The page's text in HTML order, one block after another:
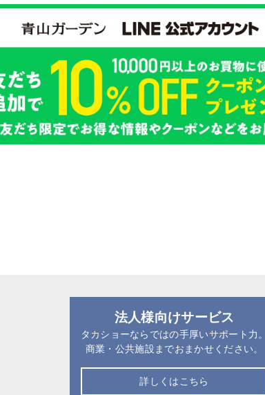
法人様向けサービス
タカショーならではの手厚いサポート力。
商業・公共施設までおまかせください。
詳しくはこちら